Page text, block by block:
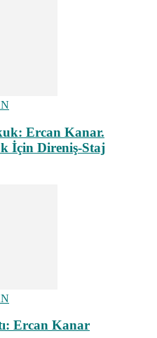
Ercan Kanar.
İçin Direniş-Staj
Ercan Kanar